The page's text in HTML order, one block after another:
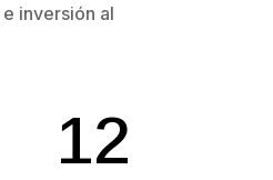
inversión al
12